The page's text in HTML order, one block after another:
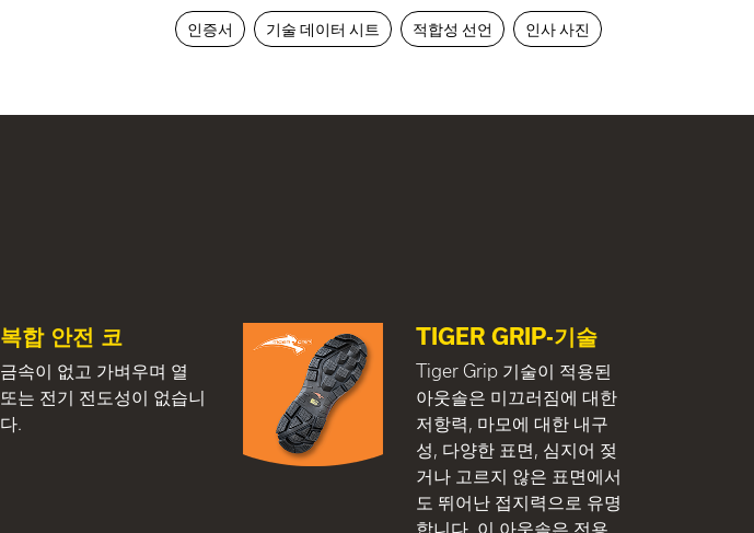
인증서 기술 데이터 시트 적합성 선언 인사 사진
복합 안전 코
금속이 없고 가벼우며 열
또는 전기 전도성이 없습니
다.
TIGER GRIP-기술
Tiger Grip 기술이 적용된
아웃솔은 미끄러짐에 대한
저항력, 마모에 대한 내구
성, 다양한 표면, 심지어 젖
거나 고르지 않은 표면에서
도 뛰어난 접지력으로 유명
합니다. 이 아웃솔은 전용